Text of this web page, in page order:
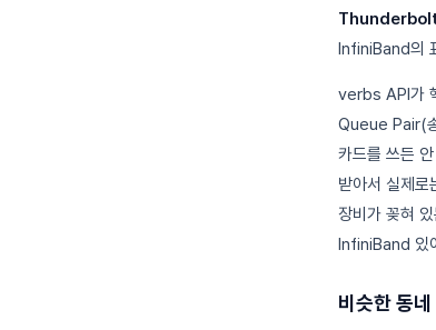
InfiniBand의
verbs API가
Queue Pair(
카드를 쓰든
받아서 실제
장비가 꽂혀
InfiniBand 있
비슷한 동